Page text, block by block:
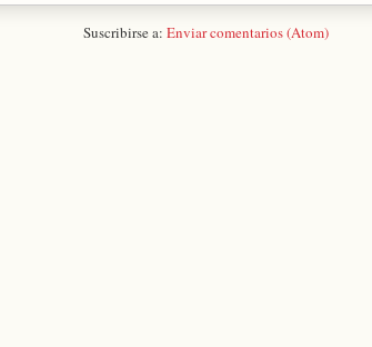
Suscribirse a: Enviar comentarios (Atom)